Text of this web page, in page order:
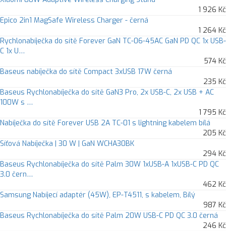
1 926 Kč
Epico 2in1 MagSafe Wireless Charger - černá
1 264 Kč
Rychlonabíječka do sítě Forever GaN TC-06-45AC GaN PD QC 1x USB-
C 1x U…
574 Kč
Baseus nabíječka do sítě Compact 3xUSB 17W černá
235 Kč
Baseus Rychlonabíječka do sítě GaN3 Pro, 2x USB-C, 2x USB + AC
100W s …
1 795 Kč
Nabíječka do sítě Forever USB 2A TC-01 s lightning kabelem bílá
205 Kč
Síťová Nabíječka | 30 W | GaN WCHA30BK
294 Kč
Baseus Rychlonabíječka do sítě Palm 30W 1xUSB-A 1xUSB-C PD QC
3.0 čern…
462 Kč
Samsung Nabíjecí adaptér (45W), EP-T4511, s kabelem, Bílý
987 Kč
Baseus Rychlonabíječka do sítě Palm 20W USB-C PD QC 3.0 černá
246 Kč